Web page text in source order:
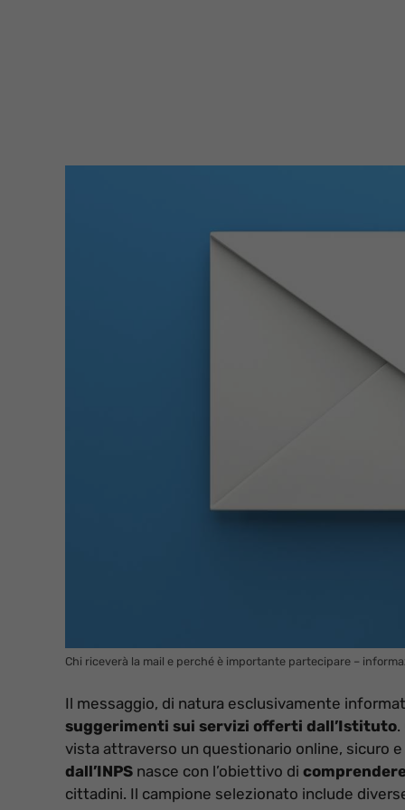
Chi riceverà la mail e perché è importante partecipare –
Il messaggio, di natura esclusivamente
suggerimenti sui servizi offerti dall’Istituto.
vista attraverso un questionario online, sicuro
dall’INPS nasce con l’obiettivo di
cittadini. Il campione selezionato include